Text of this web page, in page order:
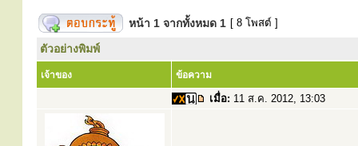
หน้า 1 จากทั้งหมด 1 [ 8 โพสต์ ]
ตัวอย่างพิมพ์
เจ้าของ ข้อความ
เมื่อ: 11 ส.ค. 2012, 13:03